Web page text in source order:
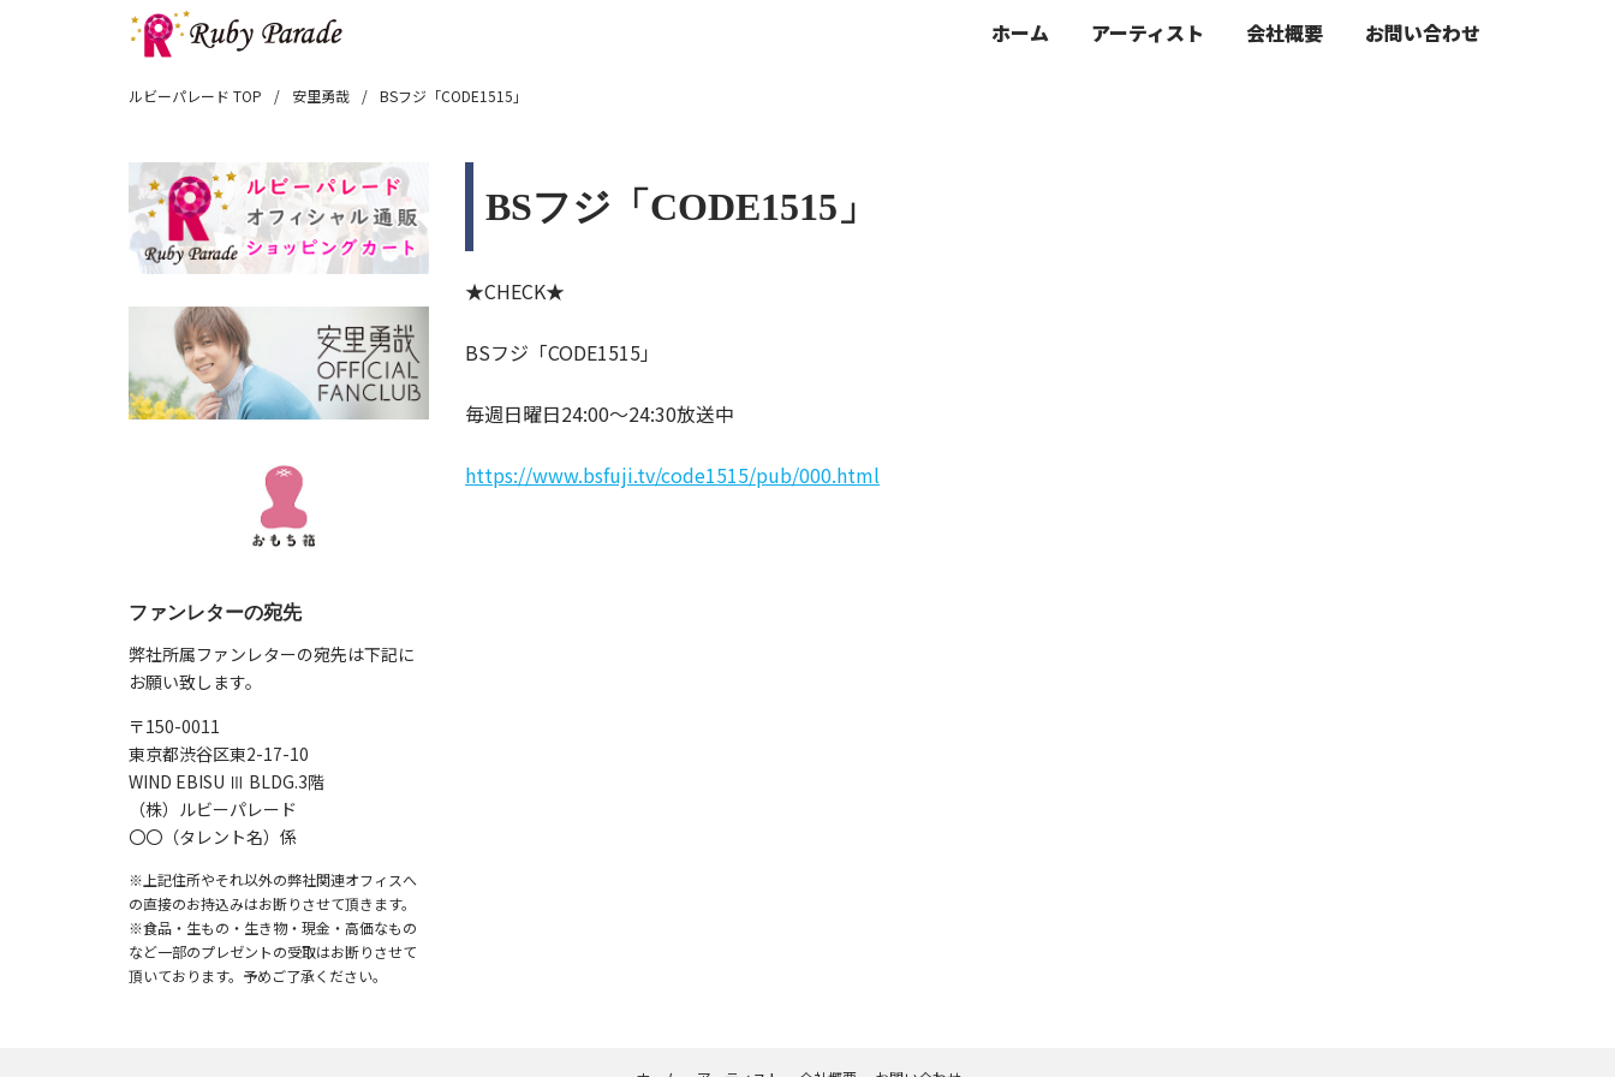
ホーム アーティスト 会社概要 お問い合わせ
ルビーパレード TOP 安里勇哉 BSフジ「CODE1515」
BSフジ「CODE1515」
★CHECK★
BSフジ「CODE1515」
毎週日曜日24:00～24:30放送中
https://www.bsfuji.tv/code1515/pub/000.html
ファンレターの宛先
弊社所属ファンレターの宛先は下記に
お願い致します。
〒150-0011
東京都渋谷区東2-17-10
WIND EBISU Ⅲ BLDG.3階
（株）ルビーパレード
〇〇（タレント名）係
※上記住所やそれ以外の弊社関連オフィスへ
の直接のお持込みはお断りさせて頂きます。
※食品・生もの・生き物・現金・高価なもの
など一部のプレゼントの受取はお断りさせて
頂いております。予めご了承ください。